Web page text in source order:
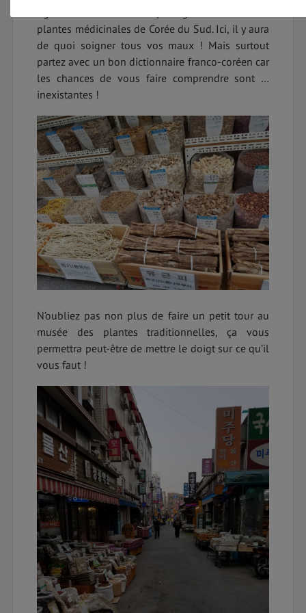
plantes médicinales de Corée du Sud. Ici, il y aura
de quoi soigner tous vos maux ! Mais surtout
partez avec un bon dictionnaire franco-coréen car
les chances de vous faire comprendre sont …
inexistantes !
N’oubliez pas non plus de faire un petit tour au
musée des plantes traditionnelles, ça vous
permettra peut-être de mettre le doigt sur ce qu’il
vous faut !